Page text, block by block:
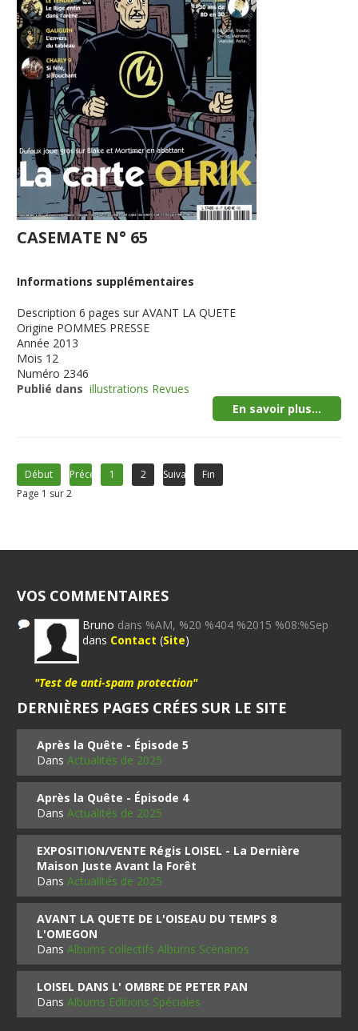
CASEMATE N° 65
Informations supplémentaires
Description 6 pages sur AVANT LA QUETE
Origine POMMES PRESSE
Année 2013
Mois 12
Numéro 2346
Publié dans illustrations Revues
En savoir plus...
Début Précédent1 2 Suivant
Fin
Page 1 sur 2
VOS COMMENTAIRES
Bruno dans %AM, %20 %404 %2015 %08:%Sep
dans Contact (Site)
"Test de anti-spam protection"
DERNIÈRES PAGES CRÉES SUR LE SITE
Après la Quête - Épisode 5
DansActualités de 2025
Après la Quête - Épisode 4
DansActualités de 2025
EXPOSITION/VENTE Régis LOISEL - La Dernière
Maison Juste Avant la Forêt
DansActualités de 2025
AVANT LA QUETE DE L'OISEAU DU TEMPS 8
L'OMEGON
DansAlbums collectifs Albums Scénarios
LOISEL DANS L' OMBRE DE PETER PAN
DansAlbums Editions Spéciales